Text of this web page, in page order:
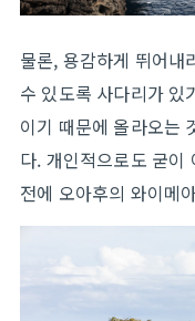
물론, 용감하게 뛰어내
수 있도록 사다리가 있
이기 때문에 올라오는
다. 개인적으로도 굳이
전에 오아후의 와이메